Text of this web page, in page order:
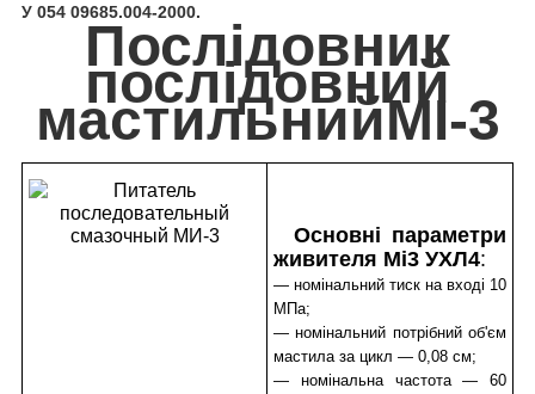
У 054 09685.004-2000.
Послідовник
послідовний
мастильнийМІ-3
Основні параметри
живителя Mi3 УХЛ4:
— номінальний тиск на вході 10
МПа;
— номінальний потрібний об'єм
мастила за цикл — 0,08 см;
— номінальна частота — 60